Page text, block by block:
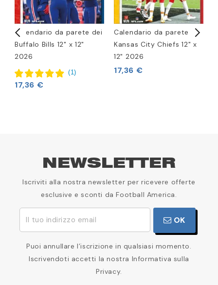
Calendario da parete dei
Buffalo Bills 12" x 12"
2026
(1)
17,36 €
Calendario da parete
Kansas City Chiefs 12" x
12" 2026
17,36 €
NEWSLETTER
Iscriviti alla nostra newsletter per ricevere offerte
esclusive e sconti da Football America.
OK
Puoi annullare l’iscrizione in qualsiasi momento.
Iscrivendoti accetti la nostra Informativa sulla
Privacy.